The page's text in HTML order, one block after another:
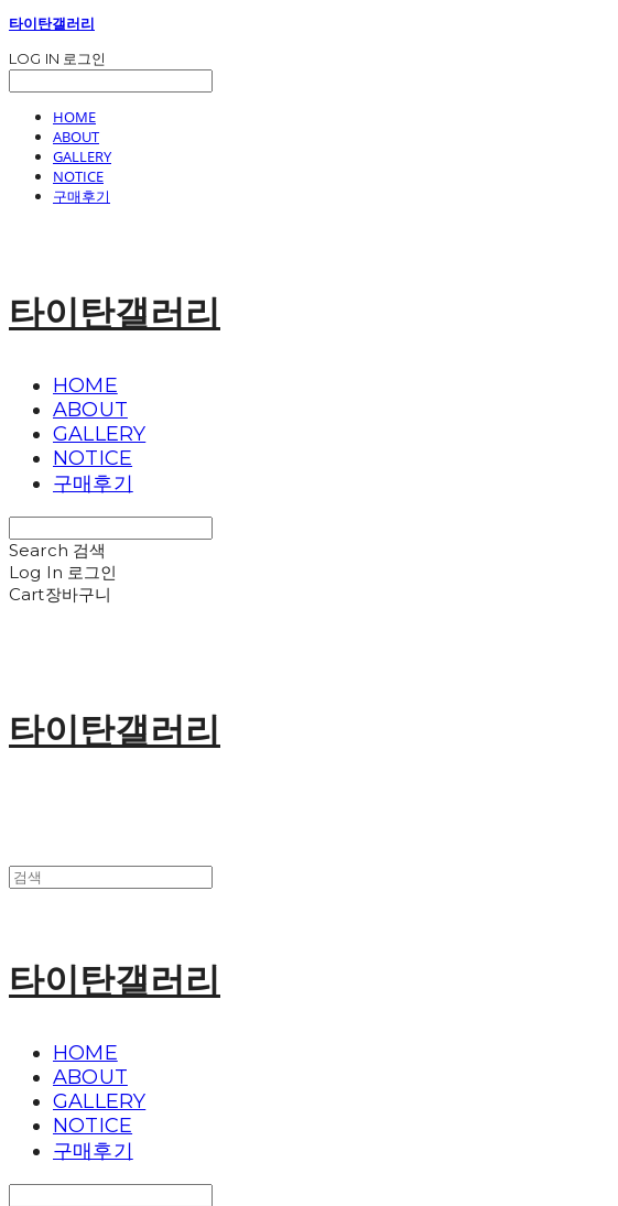
타이탄갤러리
LOG IN 로그인
HOME
ABOUT
GALLERY
NOTICE
구매후기
타이탄갤러리
HOME
ABOUT
GALLERY
NOTICE
구매후기
Search 검색
Log In 로그인
Cart장바구니
타이탄갤러리
타이탄갤러리
HOME
ABOUT
GALLERY
NOTICE
구매후기